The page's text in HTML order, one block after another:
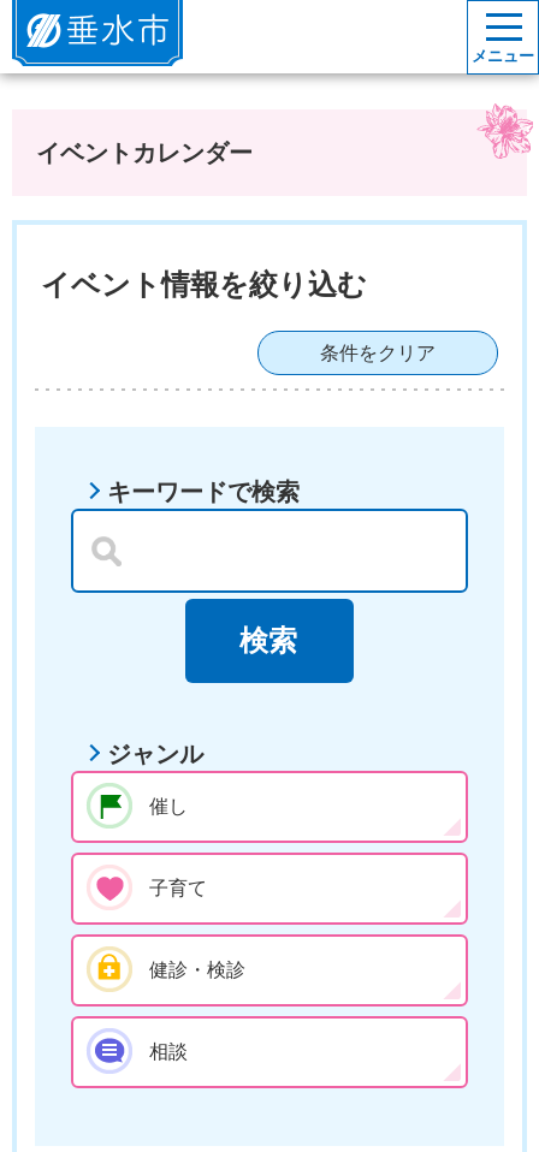
垂水市
メニュー
イベントカレンダー
イベント情報を絞り込む
条件をクリア
キーワードで検索
ジャンル
催し
子育て
健診・検診
相談